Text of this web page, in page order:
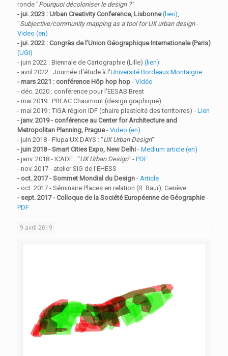
ronde "Pourquoi décoloniser le design ?"
- jui. 2023 : Urban Creativity Conference, Lisbonne(lien),
"Subjective/community mapping as a tool for UX urban design-
Video (en)
- jui. 2022 : Congrès de l’Union Géographique Internationale (Paris)
(UGI)
- juin 2022 : Biennale de Cartographie (Lille) (lien)
- avril 2022 : Journée d'étude à l'Université Bordeaux Montaigne
- mars 2021 : conférence Hôp hop hop - Vidéo
- déc. 2020 : conférence pour l'EESAB Brest
- mai 2019 : PREAC Chaumont (design graphique)
- mai 2019 : TIGA région IDF (chaire plasticité des territoires) - Lien
- janv. 2019 - conférence au Center for Architecture and
Metropolitan Planning, Prague- Video (en)
- juin 2018 - Flupa UX DAYS : "UX Urban Design"
- juin 2018 - Smart Cities Expo, New Delhi- Medium article (en)
- janv. 2018 - ICADE : "UX Urban Design" - PDF
- nov. 2017 - atelier SIG de l'EHESS
- oct. 2017 - Sommet Mondial du Design- Article
- oct. 2017 - Séminaire Places en relation (R. Baur), Genève
- sept. 2017 - Colloque de la Société Européenne de Géographie-
PDF
9 avril 2019